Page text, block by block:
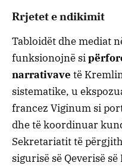
Rrjetet e ndikimit
Tabloidët dhe mediat
funksionojnë si
narrativave të
sistematike, u
francez Viginum si
dhe të koordinuar
Sekretariatit të
sigurisë së Qeverisë